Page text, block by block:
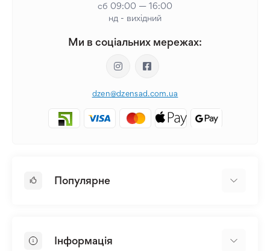
сб 09:00 — 16:00
нд - вихідний
Ми в соціальних мережах:
dzen@dzensad.com.ua
Популярне
Лілія
Інформація